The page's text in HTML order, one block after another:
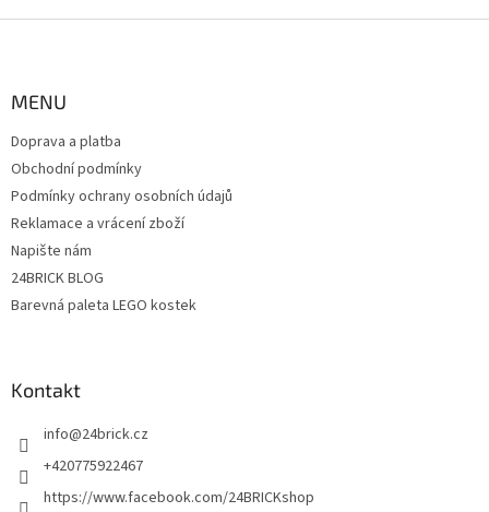
MENU
Doprava a platba
Obchodní podmínky
Podmínky ochrany osobních údajů
Reklamace a vrácení zboží
Napište nám
24BRICK BLOG
Barevná paleta LEGO kostek
Kontakt
info@24brick.cz
+420775922467
https://www.facebook.com/24BRICKshop